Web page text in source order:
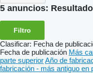
5 anuncios:
Filtro
Clasificar: Fecha de
Fecha de publicación Más
parte superiorAño de
fabricación - más antiguo en